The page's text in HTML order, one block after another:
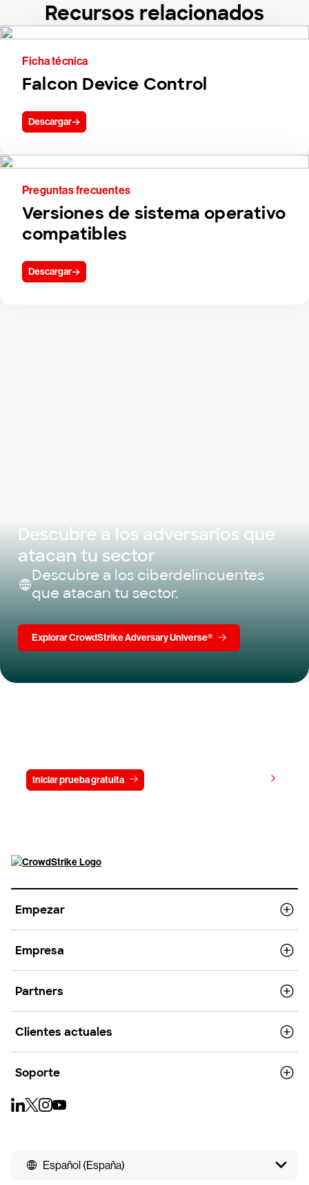
Recursos relacionados
Ficha técnica
Falcon Device Control
Descargar
Preguntas frecuentes
Versiones de sistema operativo
compatibles
Descargar
Descubre a los adversarios que
atacan tu sector
Descubre a los ciberdelincuentes
que atacan tu sector.
Explorar CrowdStrike Adversary Universe®
Iniciar prueba gratuita
Empezar
Empresa
Partners
Clientes actuales
Soporte
Español (España)